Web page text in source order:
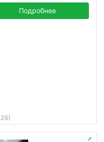
Подробнее